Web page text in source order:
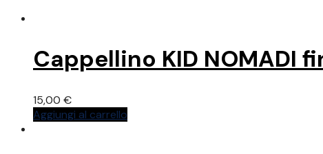
Cappellino KID NOMADI
15,00 €
Aggiungi al carrello